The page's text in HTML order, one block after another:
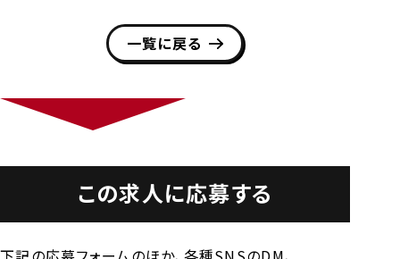
一覧に戻る
この求人に応募する